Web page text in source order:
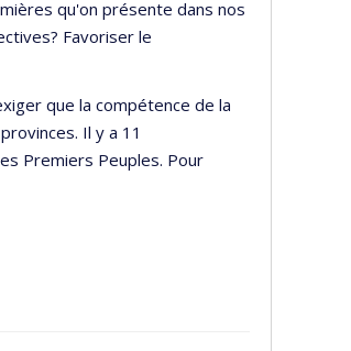
qu'on présente dans nos
Favoriser le
que la compétence de la
Il y a 11
Premiers Peuples. Pour